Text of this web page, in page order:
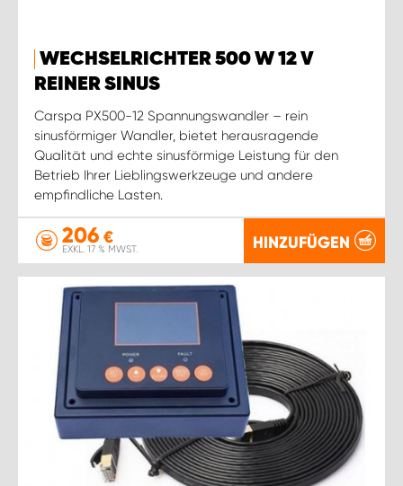
WECHSELRICHTER 500 W 12 V
REINER SINUS
Carspa PX500-12 Spannungswandler – rein
sinusförmiger Wandler, bietet herausragende
Qualität und echte sinusförmige Leistung für den
Betrieb Ihrer Lieblingswerkzeuge und andere
empfindliche Lasten.
206 €
EXKL. 17 % MWST. HINZUFÜGEN